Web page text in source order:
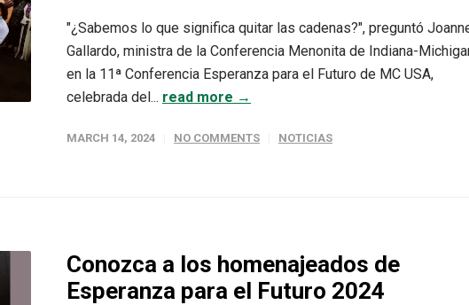
"¿Sabemos lo que significa quitar las cadenas?", preguntó
Gallardo, ministra de la Conferencia Menonita de Indiana-
en la 11ª Conferencia Esperanza para el Futuro de MC USA,
celebrada del... read more →
MARCH 14, 2024 NO COMMENTS NOTICIAS
Conozca a los homenajeados de
Esperanza para el Futuro 2024